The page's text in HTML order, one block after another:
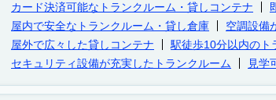
カード決済可能なトランクルーム・貸しコンテナ
屋内で安全なトランクルーム・貸し倉庫
空調設備
屋外で広々した貸しコンテナ
駅徒歩10分以内のト
セキュリティ設備が充実したトランクルーム
見学